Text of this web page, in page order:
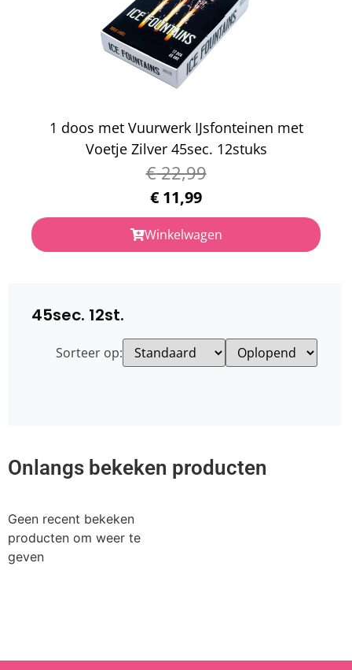
1 doos met Vuurwerk IJsfonteinen met
Voetje Zilver 45sec. 12stuks
€22,99
€ 11,99
Winkelwagen
45sec. 12st.
Sorteer op:
Onlangs bekeken producten
Geen recent bekeken
producten om weer te
geven